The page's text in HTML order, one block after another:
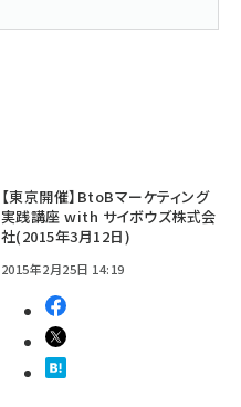
【東京開催】BtoBマーケティング
実践講座 with サイボウズ株式会
社(2015年3月12日)
2015年2月25日 14:19